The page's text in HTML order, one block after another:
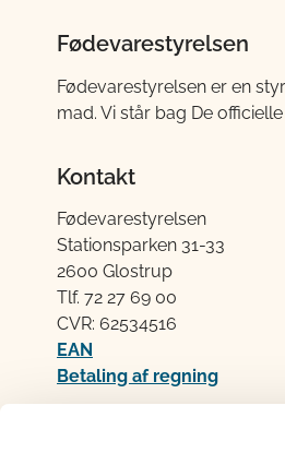
Fødevarestyrelsen
Fødevarestyrelsen er en
mad. Vi står bag De
Kontakt
Fødevarestyrelsen
Stationsparken 31-33
2600 Glostrup
Tlf. 72 2​​​7 69 00
CVR: 62534516
EAN
Betaling af regning